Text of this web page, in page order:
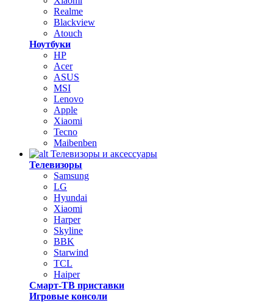
Realme
Blackview
Atouch
Ноутбуки
HP
Acer
ASUS
MSI
Lenovo
Apple
Xiaomi
Tecno
Maibenben
Телевизоры и аксессуары
Телевизоры
Samsung
LG
Hyundai
Xiaomi
Harper
Skyline
BBK
Starwind
TCL
Haiper
Смарт-ТВ приставки
Игровые консоли